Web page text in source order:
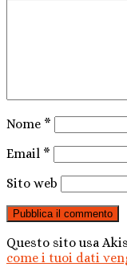
Nome *
Email *
Sito web
Questo sito usa
come i tuoi dati